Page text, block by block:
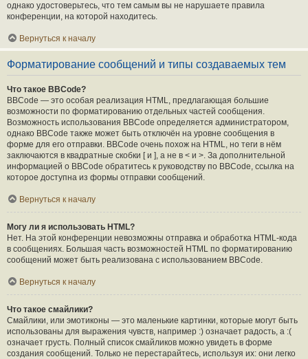
однако удостоверьтесь, что тем самым вы не нарушаете правила
конференции, на которой находитесь.
Вернуться к началу
Форматирование сообщений и типы создаваемых тем
Что такое BBCode?
BBCode — это особая реализация HTML, предлагающая большие
возможности по форматированию отдельных частей сообщения.
Возможность использования BBCode определяется администратором,
однако BBCode также может быть отключён на уровне сообщения в
форме для его отправки. BBCode очень похож на HTML, но теги в нём
заключаются в квадратные скобки [ и ], а не в < и >. За дополнительной
информацией о BBCode обратитесь к руководству по BBCode, ссылка на
которое доступна из формы отправки сообщений.
Вернуться к началу
Могу ли я использовать HTML?
Нет. На этой конференции невозможны отправка и обработка HTML-кода
в сообщениях. Большая часть возможностей HTML по форматированию
сообщений может быть реализована с использованием BBCode.
Вернуться к началу
Что такое смайлики?
Смайлики, или эмотиконы — это маленькие картинки, которые могут быть
использованы для выражения чувств, например :) означает радость, а :(
означает грусть. Полный список смайликов можно увидеть в форме
создания сообщений. Только не перестарайтесь, используя их: они легко